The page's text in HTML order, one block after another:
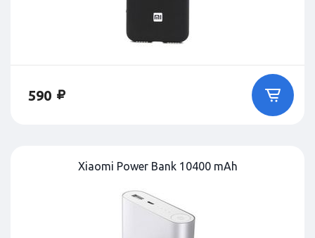
590
Xiaomi Power Bank 10400 mAh